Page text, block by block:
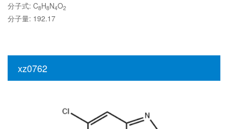
分子式: C8H8N4O2
分子量: 192.17
xz0762